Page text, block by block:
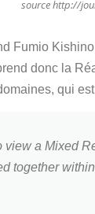
source http://
Fumio
donc la
qui
view a Mixed
together